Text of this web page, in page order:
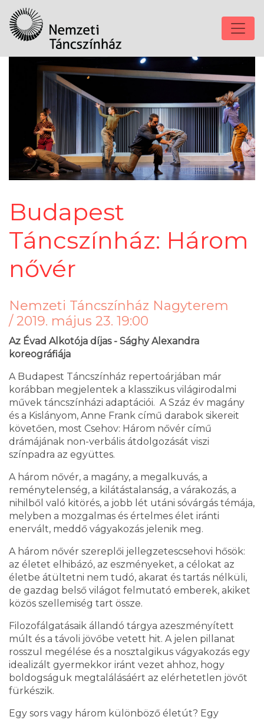
Budapest
Táncszínház: Három
nővér
Nemzeti Táncszínház Nagyterem
/ 2019. május 23. 19:00
Az Évad Alkotója díjas - Sághy Alexandra
koreográfiája
A Budapest Táncszínház repertoárjában már
korábban megjelentek a klasszikus világirodalmi
művek táncszínházi adaptációi. A Száz év magány
és a Kislányom, Anne Frank című darabok sikereit
követően, most Csehov: Három nővér című
drámájának non-verbális átdolgozását viszi
színpadra az együttes.
A három nővér, a magány, a megalkuvás, a
reménytelenség, a kilátástalanság, a várakozás, a
nihilből való kitörés, a jobb lét utáni sóvárgás témája,
melyben a mozgalmas és értelmes élet iránti
enervált, meddő vágyakozás jelenik meg.
A három nővér szereplői jellegzetescsehovi hősök:
az életet elhibázó, az eszményeket, a célokat az
életbe átültetni nem tudó, akarat és tartás nélküli,
de gazdag belső világot felmutató emberek, akiket
közös szellemiség tart össze.
Filozofálgatásaik állandó tárgya azeszményített
múlt és a távoli jövőbe vetett hit. A jelen pillanat
rosszul megélése és a nosztalgikus vágyakozás egy
idealizált gyermekkor iránt vezet ahhoz, hogy
boldogságuk megtalálásáért az elérhetetlen jövőt
fürkészik.
Egy sors vagy három különböző életút? Egy